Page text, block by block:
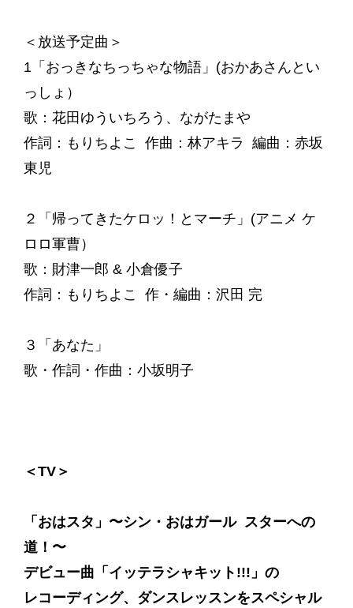
＜放送予定曲＞
1「おっきなちっちゃな物語」(おかあさんとい
っしょ）
歌：花田ゆういちろう、ながたまや
作詞：もりちよこ 作曲：林アキラ 編曲：赤坂
東児
２「帰ってきたケロッ！とマーチ」(アニメ ケ
ロロ軍曹）
歌：財津一郎 & 小倉優子
作詞：もりちよこ 作・編曲：沢田 完
３「あなた」
歌・作詞・作曲：小坂明子
＜TV＞
「おはスタ」〜シン・おはガール スターへの
道！〜
デビュー曲「イッテラシャキット!!!」の
レコーディング、ダンスレッスンをスペシャル